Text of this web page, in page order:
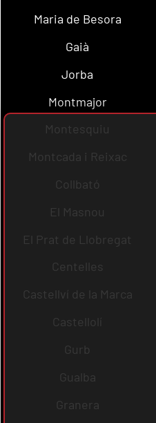
Maria de Besora
Gaià
Jorba
Montmajor
Montesquiu
Montcada i Reixac
Collbató
El Masnou
El Prat de Llobregat
Centelles
Castellví de la Marca
Castellolí
Gurb
Gualba
Granera